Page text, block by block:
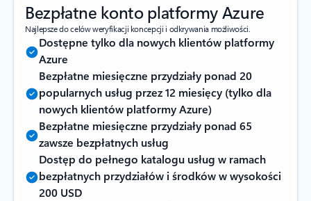
Bezpłatne konto platformy Azure
Najlepsze do celów weryfikacji koncepcji i odkrywania możliwości.
Dostępne tylko dla nowych klientów platformy
Azure
Bezpłatne miesięczne przydziały ponad 20
popularnych usług przez 12 miesięcy (tylko dla
nowych klientów platformy Azure)
Bezpłatne miesięczne przydziały ponad 65
zawsze bezpłatnych usług
Dostęp do pełnego katalogu usług w ramach
bezpłatnych przydziałów i środków w wysokości
200 USD